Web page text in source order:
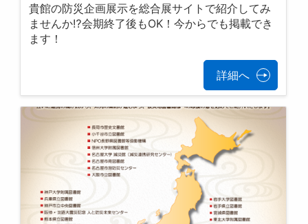
貴館の防災企画展示を総合展サイトで紹介してみ
ませんか⁉会期終了後もOK！今からでも掲載でき
ます！
詳細へ